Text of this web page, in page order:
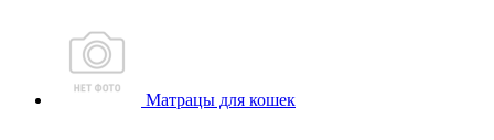
Матрацы для кошек